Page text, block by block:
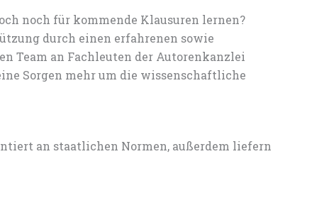
noch für kommende Klausuren lernen?
durch einen erfahrenen sowie
Team an Fachleuten der Autorenkanzlei
Sorgen mehr um die wissenschaftliche
an staatlichen Normen, außerdem liefern